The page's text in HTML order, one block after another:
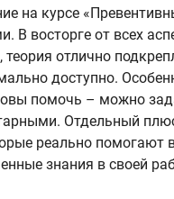
на курсе
В восторге от всех
отлично
доступно.
помочь – можно
Отдельный
реально помогают
знания в своей